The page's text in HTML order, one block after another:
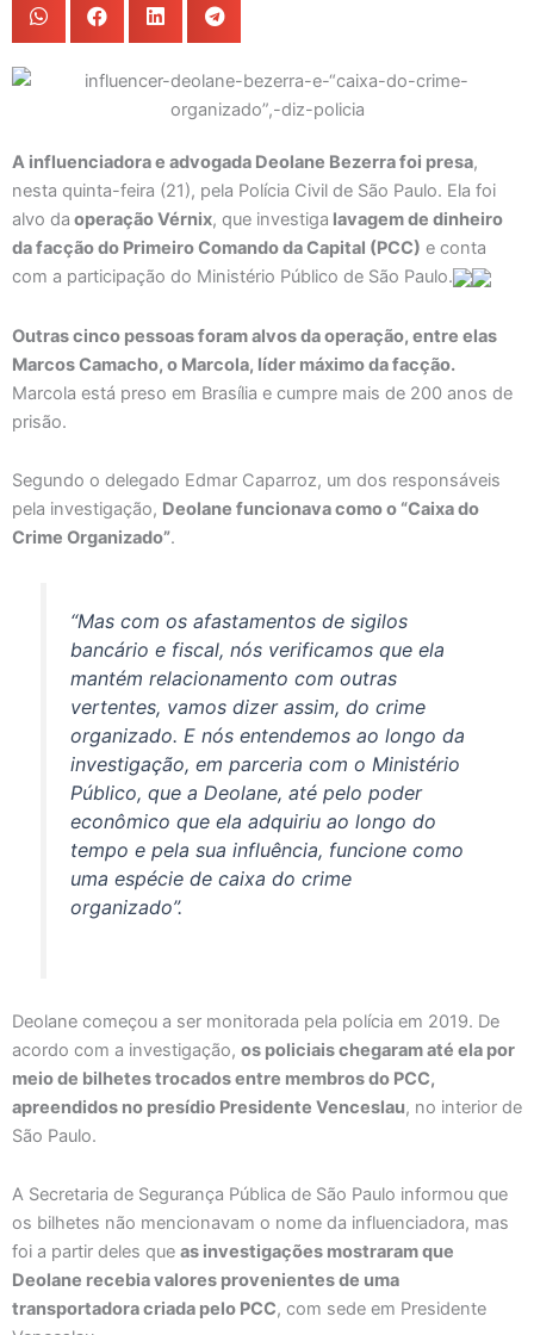
A influenciadora e advogada Deolane Bezerra foi presa,
nesta quinta-feira (21), pela Polícia Civil de São Paulo. Ela foi
alvo da operação Vérnix, que investiga lavagem de dinheiro
da facção do Primeiro Comando da Capital (PCC) e conta
com a participação do Ministério Público de São Paulo.
Outras cinco pessoas foram alvos da operação, entre elas
Marcos Camacho, o Marcola, líder máximo da facção.
Marcola está preso em Brasília e cumpre mais de 200 anos de
prisão.
Segundo o delegado Edmar Caparroz, um dos responsáveis
pela investigação, Deolane funcionava como o “Caixa do
Crime Organizado”.
“Mas com os afastamentos de sigilos
bancário e fiscal, nós verificamos que ela
mantém relacionamento com outras
vertentes, vamos dizer assim, do crime
organizado. E nós entendemos ao longo da
investigação, em parceria com o Ministério
Público, que a Deolane, até pelo poder
econômico que ela adquiriu ao longo do
tempo e pela sua influência, funcione como
uma espécie de caixa do crime
organizado”.
Deolane começou a ser monitorada pela polícia em 2019. De
acordo com a investigação, os policiais chegaram até ela por
meio de bilhetes trocados entre membros do PCC,
apreendidos no presídio Presidente Venceslau, no interior de
São Paulo.
A Secretaria de Segurança Pública de São Paulo informou que
os bilhetes não mencionavam o nome da influenciadora, mas
foi a partir deles que as investigações mostraram que
Deolane recebia valores provenientes de uma
transportadora criada pelo PCC, com sede em Presidente